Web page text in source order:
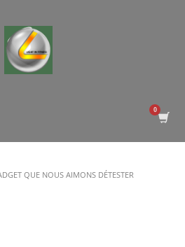
QUE NOUS AIMONS DÉTESTER